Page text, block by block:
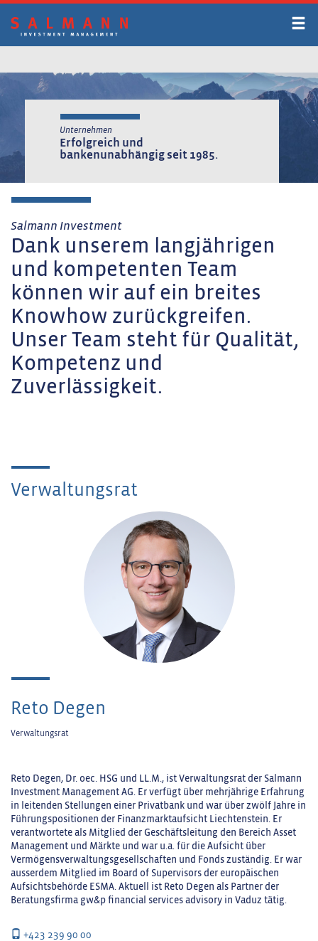
Inhalt
springen
Unternehmen
Erfolgreich und
bankenunabhängig seit 1985.
Salmann Investment
Dank unserem langjährigen
und kompetenten Team
können wir auf ein breites
Knowhow zurückgreifen.
Unser Team steht für Qualität,
Kompetenz und
Zuverlässigkeit.
Verwaltungsrat
Reto Degen
Verwaltungsrat
Reto Degen, Dr. oec. HSG und LL.M., ist Verwaltungsrat der Salmann
Investment Management AG. Er verfügt über mehrjährige Erfahrung
in leitenden Stellungen einer Privatbank und war über zwölf Jahre in
Führungspositionen der Finanzmarktaufsicht Liechtenstein. Er
verantwortete als Mitglied der Geschäftsleitung den Bereich Asset
Management und Märkte und war u.a. für die Aufsicht über
Vermögensverwaltungsgesellschaften und Fonds zuständig. Er war
ausserdem Mitglied im Board of Supervisors der europäischen
Aufsichtsbehörde ESMA. Aktuell ist Reto Degen als Partner der
Beratungsfirma gw&p financial services advisory in Vaduz tätig.
+423 239 90 00